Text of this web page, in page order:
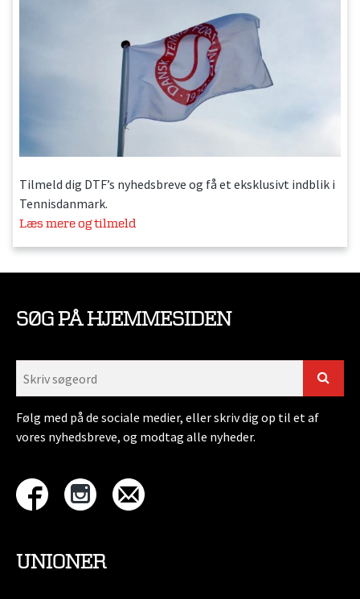
Tilmeld dig DTF’s nyhedsbreve og få et eksklusivt indblik i
Tennisdanmark.
Læs mere og tilmeld
SØG PÅ HJEMMESIDEN
Følg med på de sociale medier, eller skriv dig op til et af
vores nyhedsbreve, og modtag alle nyheder.
UNIONER